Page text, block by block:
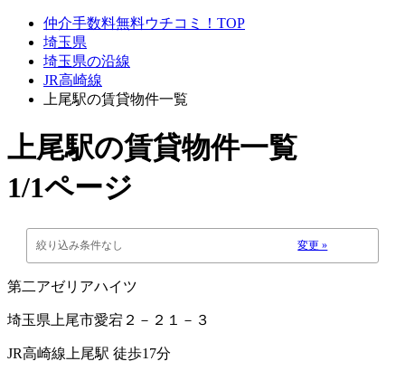
仲介手数料無料ウチコミ！TOP
埼玉県
埼玉県の沿線
JR高崎線
上尾駅の賃貸物件一覧
上尾駅の賃貸物件一覧
1/1ページ
絞り込み条件なし 変更 »
第二アゼリアハイツ
埼玉県上尾市愛宕２－２１－３
JR高崎線上尾駅 徒歩17分